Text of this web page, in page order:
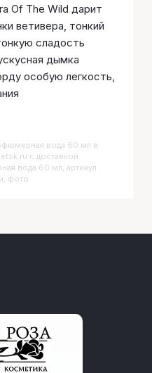
Of The Wild дарит
ветивера, тонкий
сладость
дымка
особую легкость,
вода 60 мл в
с доставкой.
вода 60 мл, артикул :
фото